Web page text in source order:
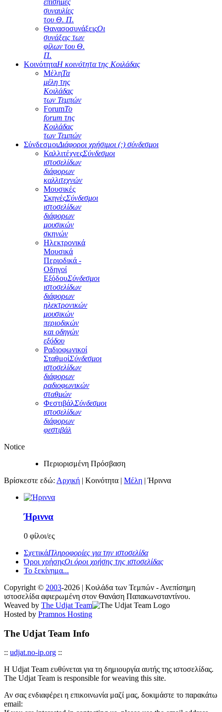
επίσημες
συναυλίες
του Θ. Π.
ΘανασοσυνάξειςΟι
συνάξεις των
φίλων του Θ.
Π.
ΚοινότηταΗ κοινότητα της Κοιλάδας
ΜέληΤα
μέλη της
Κοιλάδας
των Τεμπών
ForumΤο
forum της
Κοιλάδας
των Τεμπών
ΣύνδεσμοιΔιάφοροι χρήσιμοι (;) σύνδεσμοι
ΚαλλιτέχνεςΣύνδεσμοι
ιστοσελίδων
διάφορων
καλλιτεχνών
Μουσικές
ΣκηνέςΣύνδεσμοι
ιστοσελίδων
διάφορων
μουσικών
σκηνών
Ηλεκτρονικά
Μουσικά
Περιοδικά -
Οδηγοί
ΕξόδουΣύνδεσμοι
ιστοσελίδων
διάφορων
ηλεκτρονικών
μουσικών
περιοδικών
και οδηγών
εξόδου
Ραδιοφωνικοί
ΣταθμοίΣύνδεσμοι
ιστοσελίδων
διάφορων
ραδιοφωνικών
σταθμών
ΦεστιβάλΣύνδεσμοι
ιστοσελίδων
διάφορων
φεστιβάλ
Notice
Περιορισμένη Πρόσβαση
Βρίσκεστε εδώ: Αρχική | Κοινότητα | Μέλη |Ήριννα
Ήριννα
0 φίλοι/ες
ΣχετικάΠληροφορίες για την ιστοσελίδα
Όροι χρήσηςΟι όροι χρήσης της ιστοσελίδας
Το ξεκίνημα...
Copyright © 2003-2026 | Κοιλάδα των Τεμπών - Ανεπίσημη
ιστοσελίδα αφιερωμένη στον Θανάση Παπακωνσταντίνου.
Weaved by The Udjat Team
Hosted by Pramnos Hosting
The Udjat Team Info
:: udjat.no-ip.org ::
Η Udjat Team ευθύνεται για τη δημιουργία αυτής της ιστοσελίδας.
The Udjat Team is responsible for weaving this site.
Αν σας ενδιαφέρει η επικοινωνία μαζί μας, δοκιμάστε το παρακάτω
email: